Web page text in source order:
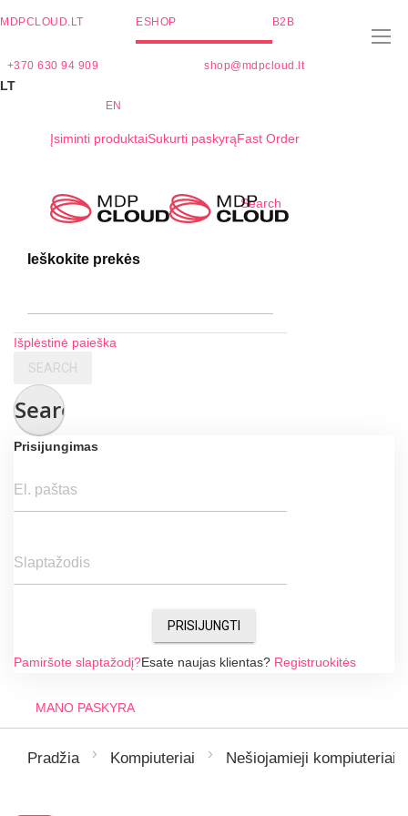
MDPCLOUD.LT ESHOP B2B
+370 630 94 909 shop@mdpcloud.lt
LT
EN
Įsiminti produktaiSukurti paskyrąFast Order
Search
Ieškokite prekės
Išplėstinė paieška
SEARCH
Search
Prisijungimas
El. paštas
Slaptažodis
PRISIJUNGTI
Pamiršote slaptažodį?Esate naujas klientas? Registruokitės
MANO PASKYRA
Pradžia Kompiuteriai Nešiojamieji kompiuteriai